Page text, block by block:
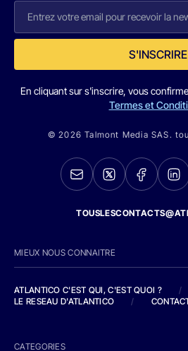
S'INSCRIRE
En cliquant sur s'inscrire, vous
Termes et
© 2026 Talmont Media SAS.
MIEUX NOUS CONNAITRE
ATLANTICO C'EST QUI, C'EST QUOI ?
/
LE RESEAU D'ATLANTICO
/
CATEGORIES